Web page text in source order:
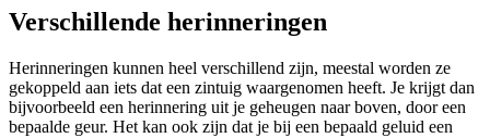
Verschillende herinneringen
Herinneringen kunnen heel verschillend zijn, meestal worden ze
gekoppeld aan iets dat een zintuig waargenomen heeft. Je krijgt dan
bijvoorbeeld een herinnering uit je geheugen naar boven, door een
bepaalde geur. Het kan ook zijn dat je bij een bepaald geluid een